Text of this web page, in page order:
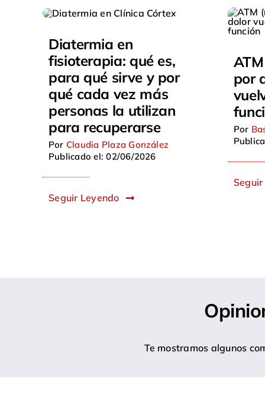
Diatermia en
fisioterapia: qué es,
para qué sirve y por
qué cada vez más
personas la utilizan
para recuperarse
Por Claudia Plaza González
Publicado el: 02/06/2026
Seguir Leyendo
por
Por
Te mostramos algunos